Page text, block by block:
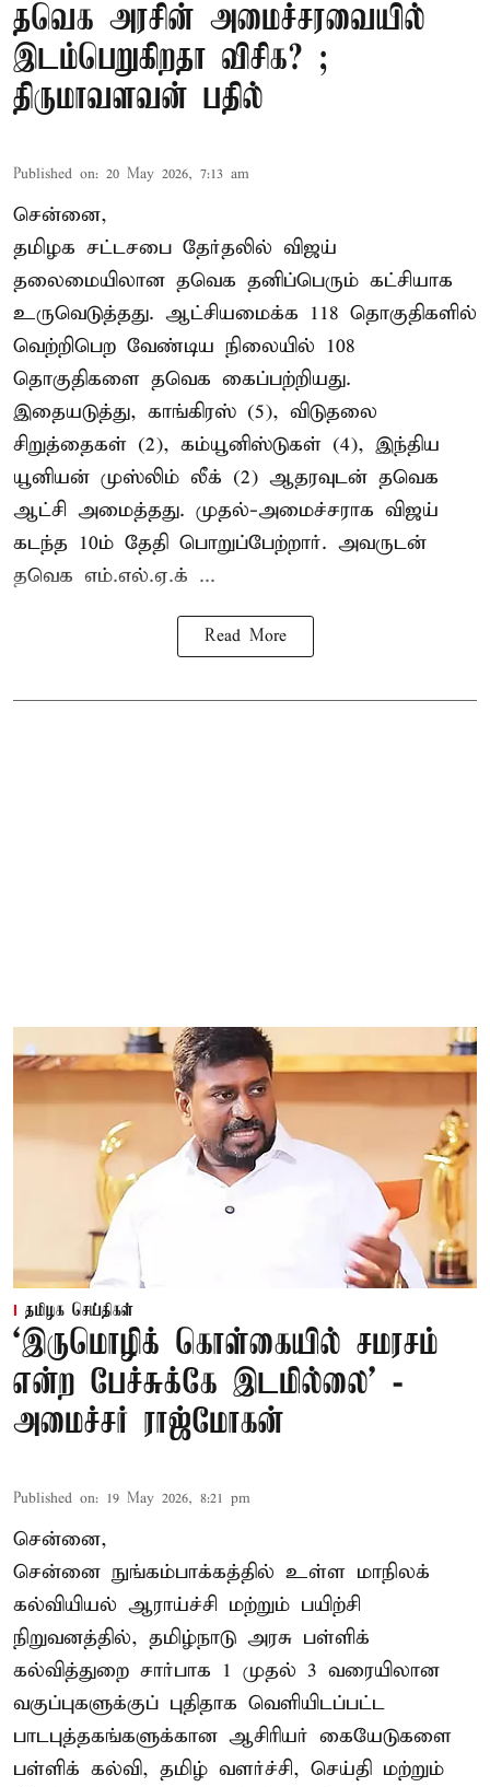
தவெக அரசின் அமைச்சரவையில்
இடம்பெறுகிறதா விசிக? ;
திருமாவளவன் பதில்
Published on: 20 May 2026, 7:13 am
சென்னை,
தமிழக சட்டசபை தேர்தலில் விஜய்
தலைமையிலான தவெக தனிப்பெரும் கட்சியாக
உருவெடுத்தது. ஆட்சியமைக்க 118 தொகுதிகளில்
வெற்றிபெற வேண்டிய நிலையில் 108
தொகுதிகளை தவெக கைப்பற்றியது.
இதையடுத்து, காங்கிரஸ் (5), விடுதலை
சிறுத்தைகள் (2), கம்யூனிஸ்டுகள் (4), இந்திய
யூனியன் முஸ்லிம் லீக் (2) ஆதரவுடன் தவெக
ஆட்சி அமைத்தது. முதல்-அமைச்சராக விஜய்
கடந்த 10ம் தேதி பொறுப்பேற்றார். அவருடன்
தவெக எம்.எல்.ஏ.க் ...
Read More
தமிழக செய்திகள்
‘இருமொழிக் கொள்கையில் சமரசம்
என்ற பேச்சுக்கே இடமில்லை’ -
அமைச்சர் ராஜ்மோகன்
Published on: 19 May 2026, 8:21 pm
சென்னை,
சென்னை நுங்கம்பாக்கத்தில் உள்ள மாநிலக்
கல்வியியல் ஆராய்ச்சி மற்றும் பயிற்சி
நிறுவனத்தில், தமிழ்நாடு அரசு பள்ளிக்
கல்வித்துறை சார்பாக 1 முதல் 3 வரையிலான
வகுப்புகளுக்குப் புதிதாக வெளியிடப்பட்ட
பாடபுத்தகங்களுக்கான ஆசிரியர் கையேடுகளை
பள்ளிக் கல்வி, தமிழ் வளர்ச்சி, செய்தி மற்றும்